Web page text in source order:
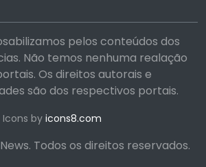
pelos conteúdos dos
Não temos nenhuma realação
Os direitos autorais e
são dos respectivos portais.
Icons by icons8.com
Todos os direitos reservados.